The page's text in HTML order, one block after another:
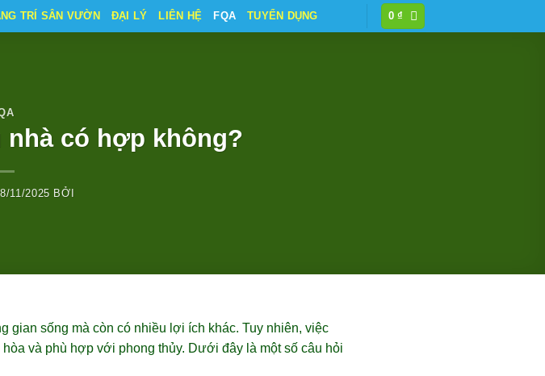
TRÍ SÂN VƯỜN ĐẠI LÝ LIÊN HỆ FQA TUYỂN DỤNG 0₫
có hợp không?
11/2025 BỞI
gian sống mà còn có nhiều lợi ích khác. Tuy nhiên, việc
và phù hợp với phong thủy. Dưới đây là một số câu hỏi